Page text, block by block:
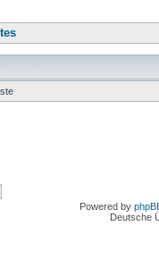
Powered by
Deutsche